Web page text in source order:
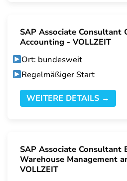
SAP Associate Consultant
Accounting - VOLLZEIT
Ort: bundesweit
Regelmäßiger Start
WEITERE DETAILS →
SAP Associate Consultant
Warehouse Management
VOLLZEIT